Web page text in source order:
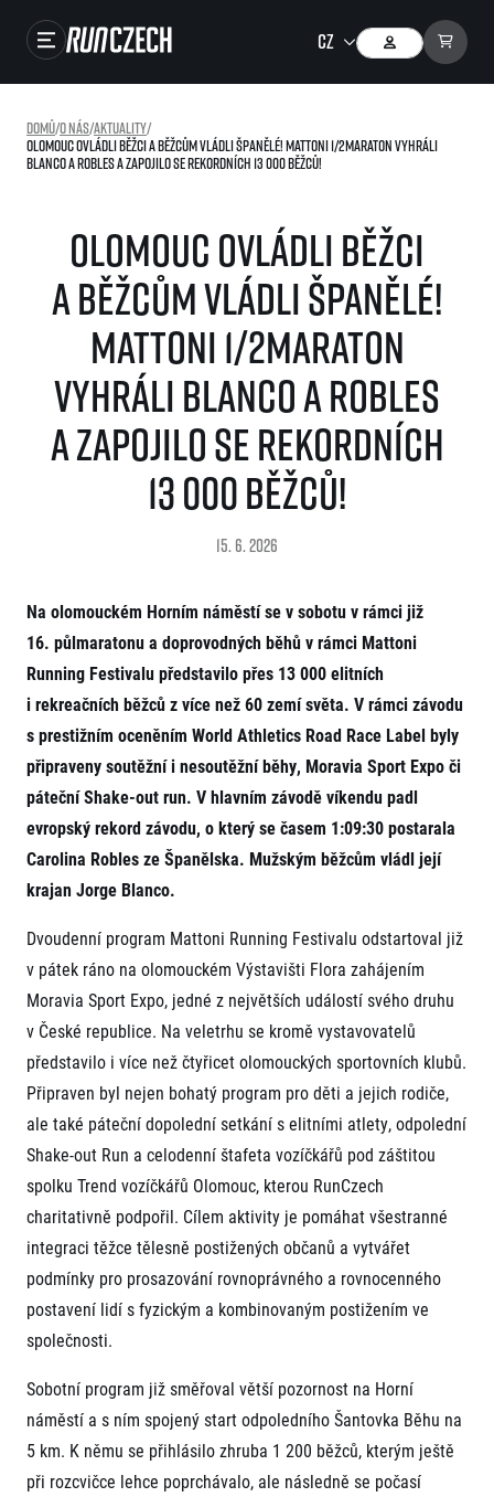
Výsledky
RunCzech Store
Running Mall
Mobilní aplikace RunCzech
Stáhněte si mobilní aplikaci RunCzech.
Běžecké série
Běžecká liga
Jak to funguje
Výsledky běžecké ligy
SuperHalfs
projekt SuperHalfs
EuroHeroes Challenge 2024
EuroHeroes Challenge 2023
EuroHeroes Challenge 2019
Systém bodování
Projekt RunCzech Halfs
Pro běžce
Pro závodníky
Pravidla a všeobecné informace
Vše k pojištění
Přeregistrace na jiného závodníka
Pověření k vyzvednutí čísla
Reklamace výsledků
Vaše Fotografie
Inspirace
Příběhy běžců
RunCzech Story
AIMS Race Calendar
Komunity
Prvoběžci
RunCzech Kings & Queens
RunCzech Stars
dm rodinná míle
Český maratonský klub
RunCzech Pacers
Středoškoláci
Charita
Seznam neziskových organizací
Běžím pro stromy
Užitečné
Kontakt
Náš tým
Naši partneři
Historie
Pro veřejnost
FAQ (Často kladené dotazy)
Oznámení fúze
Dobrovolníci
Dárkové poukazy
Šablony k dárkovému poukazu ke stažení
Pro média
Aktuality
Akreditace a vše k závodům
Tiskové zprávy
Poznámky pro editory
Magazíny
Kariéra
All Runners Are Beautiful
RunCzech Racing
Ekofilozofie
Running Mall
Vítejte v Running Mall
Kalendář
Individuální trénink
Skupinové tréninky
Masáže
Titulární partneři
Domů/O nás/Aktuality/
Olomouc ovládli běžci a běžcům vládli Španělé! Mattoni 1/2Maraton vyhráli
Blanco a Robles a zapojilo se rekordních 13 000 běžců!
Olomouc ovládli běžci
a běžcům vládli Španělé!
Mattoni 1/2Maraton
vyhráli Blanco a Robles
a zapojilo se rekordních
13 000 běžců!
15. 6. 2026
Na olomouckém Horním náměstí se v sobotu v rámci již
16. půlmaratonu a doprovodných běhů v rámci Mattoni
Running Festivalu představilo přes 13 000 elitních
i rekreačních běžců z více než 60 zemí světa. V rámci závodu
s prestižním oceněním World Athletics Road Race Label byly
připraveny soutěžní i nesoutěžní běhy, Moravia Sport Expo či
páteční Shake-out run. V hlavním závodě víkendu padl
evropský rekord závodu, o který se časem 1:09:30 postarala
Carolina Robles ze Španělska. Mužským běžcům vládl její
krajan Jorge Blanco.
Dvoudenní program Mattoni Running Festivalu odstartoval již
v pátek ráno na olomouckém Výstavišti Flora zahájením
Moravia Sport Expo, jedné z největších událostí svého druhu
v České republice. Na veletrhu se kromě vystavovatelů
představilo i více než čtyřicet olomouckých sportovních klubů.
Připraven byl nejen bohatý program pro děti a jejich rodiče,
ale také páteční dopolední setkání s elitními atlety, odpolední
Shake-out Run a celodenní štafeta vozíčkářů pod záštitou
spolku Trend vozíčkářů Olomouc, kterou RunCzech
charitativně podpořil. Cílem aktivity je pomáhat všestranné
integraci těžce tělesně postižených občanů a vytvářet
podmínky pro prosazování rovnoprávného a rovnocenného
postavení lidí s fyzickým a kombinovaným postižením ve
společnosti.
Sobotní program již směřoval větší pozornost na Horní
náměstí a s ním spojený start odpoledního Šantovka Běhu na
5 km. K němu se přihlásilo zhruba 1 200 běžců, kterým ještě
při rozcvičce lehce poprchávalo, ale následně se počasí